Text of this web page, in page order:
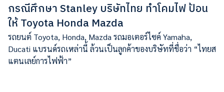
กรณีศึกษา Stanley บริษัทไทย ทำโคมไฟ ป้อน
ให้ Toyota Honda Mazda
รถยนต์ Toyota, Honda, Mazda รถมอเตอร์ไซค์ Yamaha,
Ducati แบรนด์รถเหล่านี้ ล้วนเป็นลูกค้าของบริษัทที่ชื่อว่า “ไทยส
แตนเลย์การไฟฟ้า”